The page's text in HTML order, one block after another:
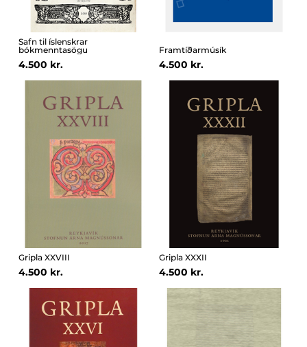
Safn til íslenskrar
bókmenntasögu
4.500 kr.
Framtíðarmúsík
4.500 kr.
Gripla XXVIII
4.500 kr.
Gripla XXXII
4.500 kr.